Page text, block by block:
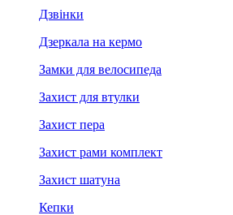
Дзвінки
Дзеркала на кермо
Замки для велосипеда
Захист для втулки
Захист пера
Захист рами комплект
Захист шатуна
Кепки